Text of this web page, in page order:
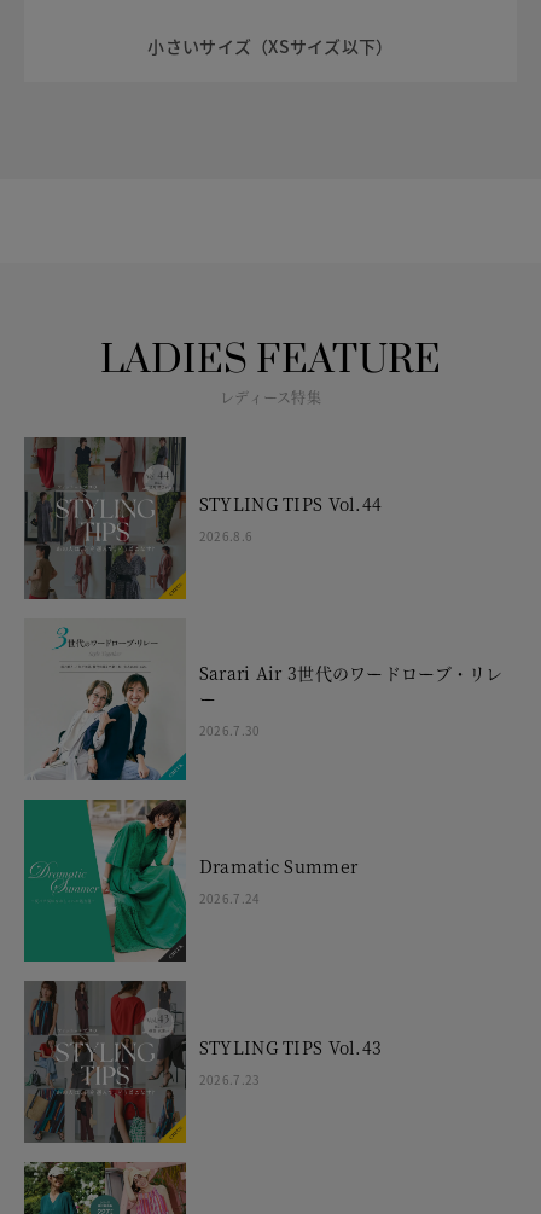
小さいサイズ（XSサイズ以下）
LADIES FEATURE
レディース特集
STYLING TIPS Vol.44
2026.8.6
Sarari Air 3世代のワードローブ・リレ
ー
2026.7.30
Dramatic Summer
2026.7.24
STYLING TIPS Vol.43
2026.7.23